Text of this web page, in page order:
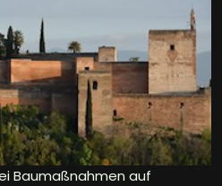
Baumaßnahmen auf